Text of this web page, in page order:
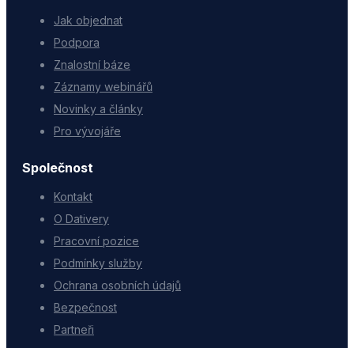
Jak objednat
Podpora
Znalostní báze
Záznamy webinářů
Novinky a články
Pro vývojáře
Společnost
Kontakt
O Dativery
Pracovní pozice
Podmínky služby
Ochrana osobních údajů
Bezpečnost
Partneři